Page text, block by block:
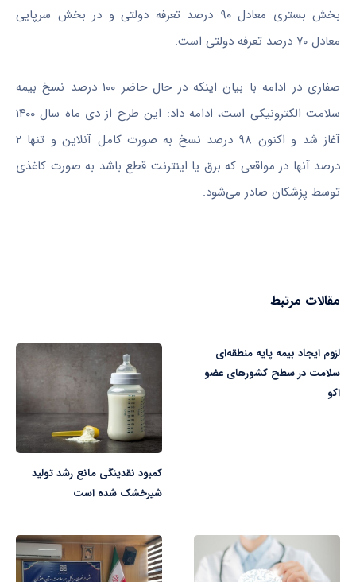
بخش بستری معادل ۹۰ درصد تعرفه دولتی و در بخش سرپایی
معادل ۷۰ درصد تعرفه دولتی است.
صفاری در ادامه با بیان اینکه در حال حاضر ۱۰۰ درصد نسخ بیمه
سلامت الکترونیکی است، ادامه داد: این طرح از دی ماه سال ۱۴۰۰
آغاز شد و اکنون ۹۸ درصد نسخ به صورت کامل آنلاین و تنها ۲
درصد آنها در مواقعی که برق یا اینترنت قطع باشد به صورت کاغذی
توسط پزشکان صادر می‌شود.
مقالات مرتبط
لزوم ایجاد بیمه پایه منطقه‌ای
سلامت در سطح کشورهای عضو
اکو
کمبود نقدینگی مانع رشد تولید
شیرخشک شده است